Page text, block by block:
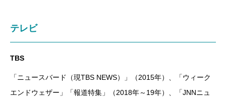
テレビ
TBS
「ニュースバード（現TBS NEWS）」（2015年）、「ウィーク
エンドウェザー」「報道特集」（2018年～19年）、「JNNニュ